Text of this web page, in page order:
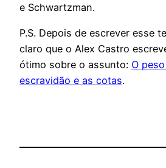
e Schwartzman.
P.S. Depois de escrever esse
claro que o Alex Castro
ótimo sobre o assunto: O
escravidão e as cotas.